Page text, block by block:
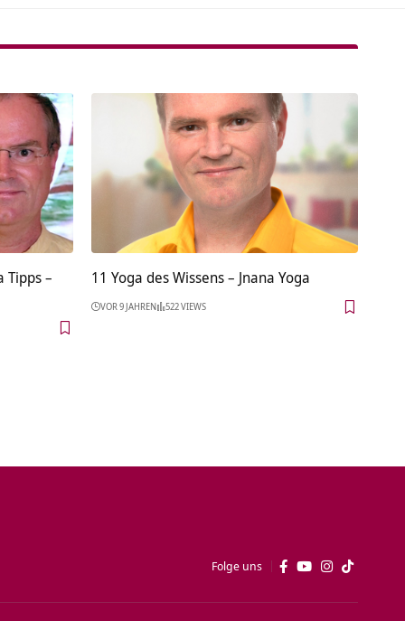
Tipps –
11 Yoga des Wissens – Jnana Yoga
VOR 9 JAHREN 522 VIEWS
Folge uns